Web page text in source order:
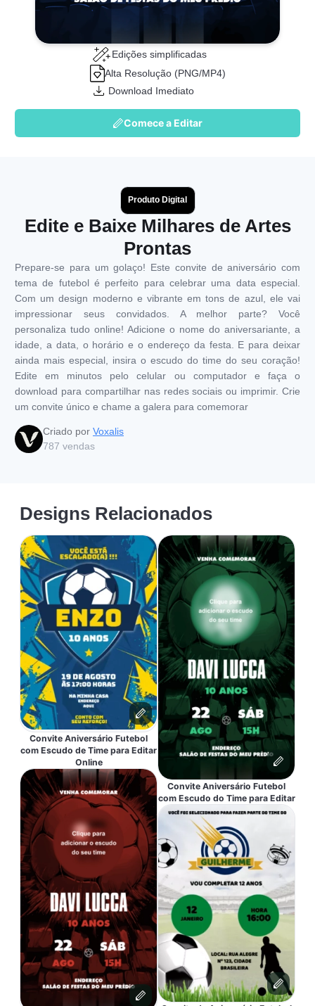
Edições simplificadas
Alta Resolução (PNG/MP4)
Download Imediato
Comece a Editar
Produto Digital
Edite e Baixe Milhares de Artes
Prontas
Prepare-se para um golaço! Este convite de aniversário com
tema de futebol é perfeito para celebrar uma data especial.
Com um design moderno e vibrante em tons de azul, ele vai
impressionar seus convidados. A melhor parte? Você
personaliza tudo online! Adicione o nome do aniversariante, a
idade, a data, o horário e o endereço da festa. E para deixar
ainda mais especial, insira o escudo do time do seu coração!
Edite em minutos pelo celular ou computador e faça o
download para compartilhar nas redes sociais ou imprimir. Crie
um convite único e chame a galera para comemorar
Criado por Voxalis
787 vendas
Designs Relacionados
Convite Aniversário Futebol
com Escudo de Time para Editar
Online
Convite Aniversário Futebol
com Escudo do Time para Editar